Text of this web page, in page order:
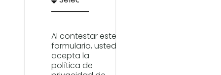
Al contestar este
formulario, usted
acepta la
política de